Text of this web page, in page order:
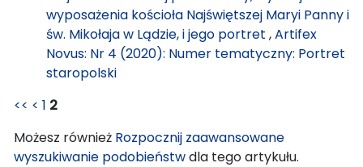
wyposażenia kościoła Najświętszej Maryi Panny i
św. Mikołaja w Lądzie, i jego portret ,Artifex
Novus: Nr 4 (2020): Numer tematyczny: Portret
staropolski
<< < 1 2
Możesz również Rozpocznij zaawansowane
wyszukiwanie podobieństwdla tego artykułu.